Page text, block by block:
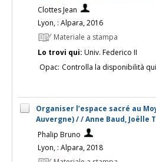
Clottes Jean
Lyon, : Alpara, 2016
Materiale a stampa
Lo trovi qui: Univ. Federico II
Opac: Controlla la disponibilità qui
Organiser l’espace sacré au
Auvergne) / / Anne Baud, Joëlle
Phalip Bruno
Lyon, : Alpara, 2018